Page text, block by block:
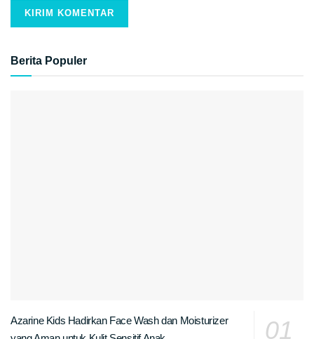
Berita Populer
Azarine Kids Hadirkan Face Wash dan Moisturizer